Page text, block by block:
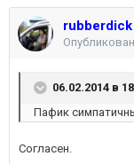
rubberdick
06.02.2014 в
Пафик
Согласен.